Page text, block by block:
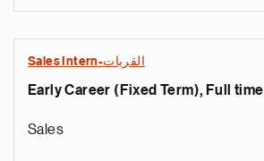
Sales Intern-القريات
Early Career (Fixed Term), Full time
Sales